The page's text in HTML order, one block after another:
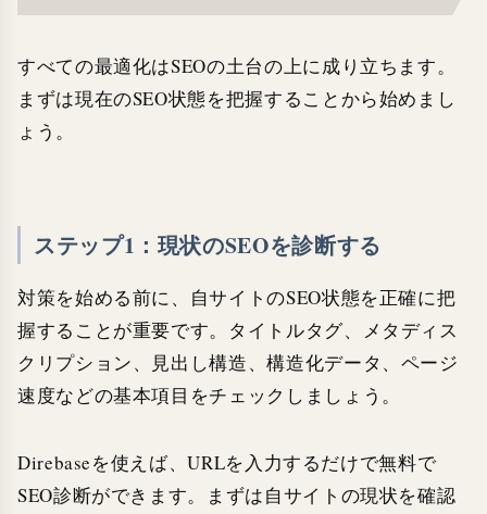
すべての最適化はSEOの土台の上に成り立ちます。
まずは現在のSEO状態を把握することから始めまし
ょう。
ステップ1：現状のSEOを診断する
対策を始める前に、自サイトのSEO状態を正確に把
握することが重要です。タイトルタグ、メタディス
クリプション、見出し構造、構造化データ、ページ
速度などの基本項目をチェックしましょう。
Direbaseを使えば、URLを入力するだけで無料で
SEO診断ができます。まずは自サイトの現状を確認